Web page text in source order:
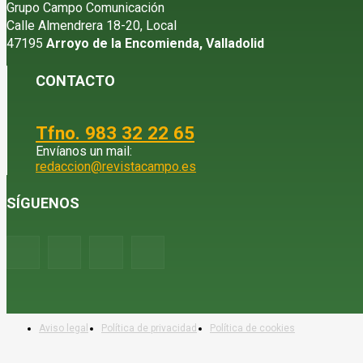
Grupo Campo Comunicación
Calle Almendrera 18-20, Local
47195 Arroyo de la Encomienda, Valladolid
CONTACTO
Tfno. 983 32 22 65
Envíanos un mail:
redaccion@revistacampo.es
SÍGUENOS
Aviso legal Política de privacidad Política de cookies